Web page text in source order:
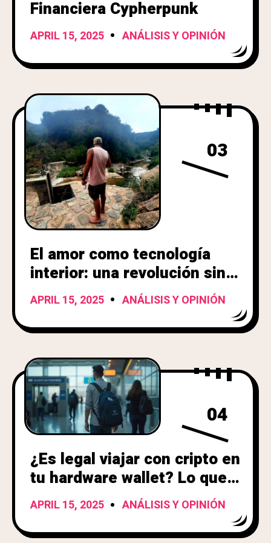
Financiera Cypherpunk
APRIL 15, 2025 ANÁLISIS Y OPINIÓN
03
El amor como tecnología
interior: una revolución sin
código
APRIL 15, 2025 ANÁLISIS Y OPINIÓN
04
¿Es legal viajar con cripto en
tu hardware wallet? Lo que
tenés que saber antes de
cruzar fronteras
APRIL 15, 2025 ANÁLISIS Y OPINIÓN